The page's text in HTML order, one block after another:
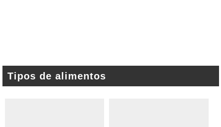
Tipos de alimentos